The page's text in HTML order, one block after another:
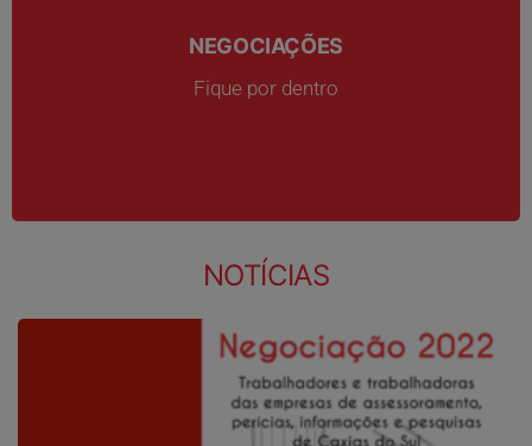
NEGOCIAÇÕES
Fique por dentro
NEGOCIAÇÕES
Fique por dentro
NOTÍCIAS